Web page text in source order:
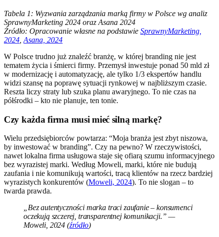
Tabela 1: Wyzwania zarządzania marką firmy w Polsce wg analiz
SprawnyMarketing 2024 oraz Asana 2024
Źródło: Opracowanie własne na podstawie SprawnyMarketing,
2024 Asana, 2024
W Polsce trudno już znaleźć branżę, w której branding nie jest
tematem życia i śmierci firmy. Przemysł inwestuje ponad 50 mld zł
w modernizację i automatyzację, ale tylko 1/3 ekspertów handlu
widzi szansę na poprawę sytuacji rynkowej w najbliższym czasie.
Reszta liczy straty lub szuka planu awaryjnego. To nie czas na
półśrodki – kto nie planuje, ten tonie.
Czy każda firma musi mieć silną markę?
Wielu przedsiębiorców powtarza: “Moja branża jest zbyt niszowa,
by inwestować w branding”. Czy na pewno? W rzeczywistości,
nawet lokalna firma usługowa staje się ofiarą szumu informacyjnego
bez wyrazistej marki. Według Moweli, marki, które nie budują
zaufania i nie komunikują wartości, tracą klientów na rzecz bardziej
wyrazistych konkurentów (Moweli, 2024). To nie slogan – to
twarda prawda.
„Bez autentyczności marka traci zaufanie – konsumenci
oczekują szczerej, transparentnej komunikacji.” —
Moweli, 2024 (źródło)